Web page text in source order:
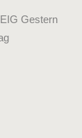
Gestern